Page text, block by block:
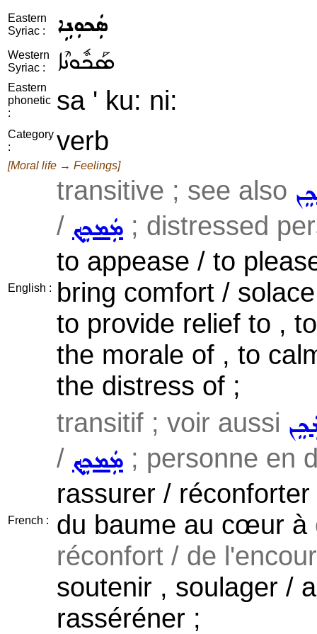
Eastern
Syriac :
ܣܲܟܘܼܢܹܐ
Western
Syriac :
ܣܰܟܽܘܢܶܐ
Eastern
phonetic
:
sa ' ku: ni:
Category
:
verb
[Moral life → Feelings]
English :
transitive ; see also
/ ܡܲܡܟܸܟ݂ ; distressed
to appease / to
bring comfort /
to provide relief to ,
the morale of , to
the distress of ;
French :
transitif ; voir aussi
/ ܡܲܡܟܸܟ݂ ; personne en
rassurer /
du baume au cœur à
réconfort / de
soutenir , soulager /
rasséréner ;